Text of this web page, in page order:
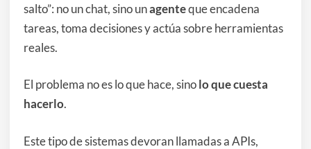
salto”: no un chat, sino unagenteque encadena
tareas, toma decisiones y actúa sobre herramientas
reales.
El problema no es lo que hace, sinolo que cuesta
hacerlo.
Este tipo de sistemas devoran llamadas a APIs,